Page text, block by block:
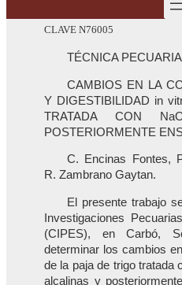
CLAVE N76005
TÉCNICA
CAMBIOS EN LA
Y DIGESTIBILIDAD in
TRATADA CON
POSTERIORMENTE
C. Encinas Fontes,
R. Zambrano Gaytan.
El presente trabajo
Investigaciones
(CIPES), en Carbó,
determinar los cambios
de la paja de trigo tratada
alcalinas y